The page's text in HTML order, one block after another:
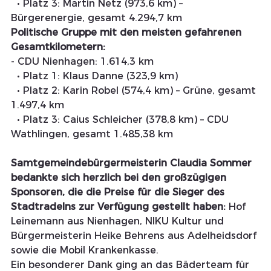
Bürgerenergie, gesamt 4.294,7 km
Politische Gruppe mit den meisten gefahrenen
Gesamtkilometern:
- CDU Nienhagen: 1.614,3 km
  • Platz 1: Klaus Danne (323,9 km)
1.497,4 km
Wathlingen, gesamt 1.485,38 km
Samtgemeindebürgermeisterin Claudia Sommer
bedankte sich herzlich bei den großzügigen
Sponsoren, die die Preise für die Sieger des
Stadtradelns zur Verfügung gestellt haben: Hof
Leinemann aus Nienhagen, NIKU Kultur und
Bürgermeisterin Heike Behrens aus Adelheidsdorf
sowie die Mobil Krankenkasse.
Ein besonderer Dank ging an das Bäderteam für